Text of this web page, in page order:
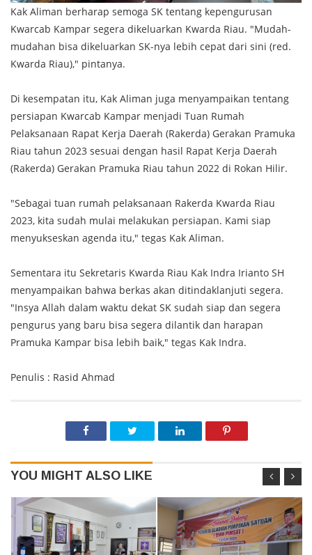
Kak Aliman berharap semoga SK tentang kepengurusan
Kwarcab Kampar segera dikeluarkan Kwarda Riau. "Mudah-
mudahan bisa dikeluarkan SK-nya lebih cepat dari sini (red.
Kwarda Riau)," pintanya.
Di kesempatan itu, Kak Aliman juga menyampaikan tentang
persiapan Kwarcab Kampar menjadi Tuan Rumah
Pelaksanaan Rapat Kerja Daerah (Rakerda) Gerakan Pramuka
Riau tahun 2023 sesuai dengan hasil Rapat Kerja Daerah
(Rakerda) Gerakan Pramuka Riau tahun 2022 di Rokan Hilir.
"Sebagai tuan rumah pelaksanaan Rakerda Kwarda Riau
2023, kita sudah mulai melakukan persiapan. Kami siap
menyukseskan agenda itu," tegas Kak Aliman.
Sementara itu Sekretaris Kwarda Riau Kak Indra Irianto SH
menyampaikan bahwa berkas akan ditindaklanjuti segera.
"Insya Allah dalam waktu dekat SK sudah siap dan segera
pengurus yang baru bisa segera dilantik dan harapan
Pramuka Kampar bisa lebih baik," tegas Kak Indra.
Penulis : Rasid Ahmad
YOU MIGHT ALSO LIKE